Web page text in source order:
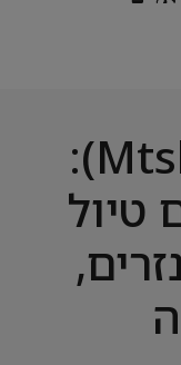
מצחתה (Mtskheta):
טיול